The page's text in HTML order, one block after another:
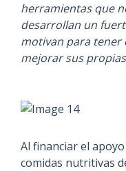
herramientas que
desarrollan un
motivan para tener
mejorar sus
Al financiar el
comidas nutritivas